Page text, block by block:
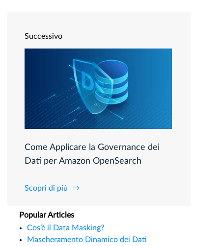
Successivo
Come Applicare la Governance dei
Dati per Amazon OpenSearch
Scopri di più
Popular Articles
Cos’è il Data Masking?
Mascheramento Dinamico dei Dati